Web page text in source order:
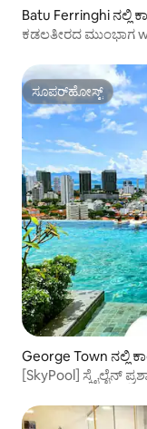
Batu Ferringhi ನಲ್ಲಿ
ಕಡಲತೀರದ ಮುಂಭಾಗ
ಸೂಪರ್‌ಹೋಸ್ಟ್
ಸೂಪರ್‌ಹೋಸ್ಟ್
George Town ನಲ್ಲಿ
[SkyPool] ಸ್ಕೈಲೈನ್